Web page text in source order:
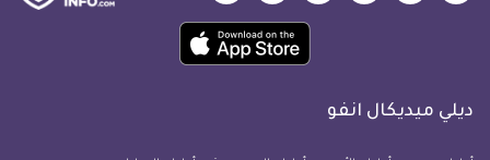
فيسبوكتويتر
ميديكال
يوتيوب
ميديكال
انفو
ميديكال
انفو
ميديكال
انفو
حمل
تطبيق
معلومة
ديلي ميديكال انفو